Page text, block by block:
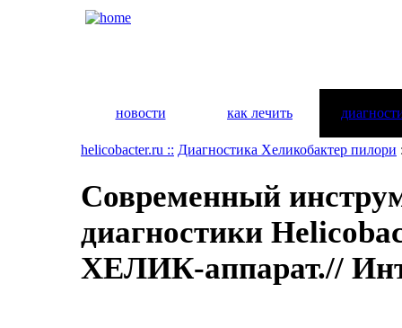
новости как лечить
helicobacter.ru :: Диагностика Хеликобактер пилори
Современный
диагностики
ХЕЛИК-аппарат.//